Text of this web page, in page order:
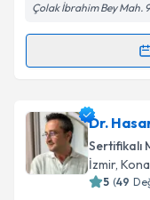
Çolak İbrahim Bey Mah.
Randevu
Dr. Kerem
oluşturun. Size
takvim
E-posta
Dr.
Sertifikalı
İzmir,
5 (49